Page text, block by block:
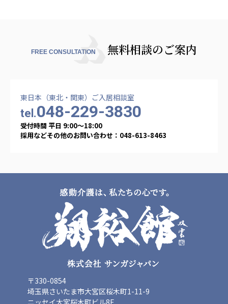
FREE CONSULTATION 無料相談のご案内
東日本（東北・関東）ご入居相談室
tel.048-229-3830
受付時間 平日 9:00〜18:00
採用などその他のお問い合わせ：048-613-8463
〒330-0854
埼玉県さいたま市大宮区桜木町1-11-9